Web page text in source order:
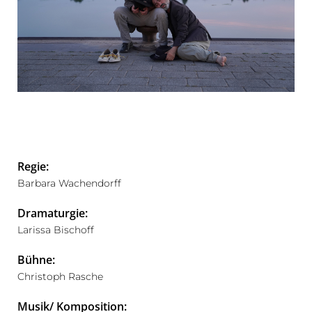
Regie:
Barbara Wachendorff
Dramaturgie:
Larissa Bischoff
Bühne:
Christoph Rasche
Musik/ Komposition: